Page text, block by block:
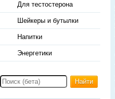
Для тестостерона
Шейкеры и бутылки
Напитки
Энергетики
Найти